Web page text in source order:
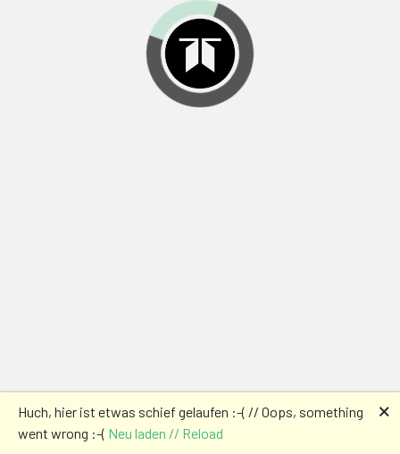
Huch, hier ist etwas schief gelaufen :-( // Oops, something
went wrong :-( Neu laden // Reload
🗙